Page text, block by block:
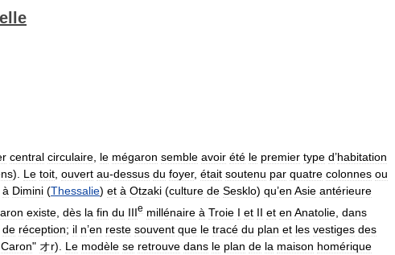
central circulaire le mégaron semble avoir été le premier type d’habitation
). Le toit ouvert au-dessus du foyer, était soutenu par quatre colonnes ou
à Dimini (Thessalie) et à Otzaki (culture de Sesklo) qu’en Asie antérieure
existe dès la fin du IIIe millénaire à Troie I et II et en Anatolie dans
de réception; il n’en reste souvent que le tracé du plan et les vestiges des
Caron" オr). Le modèle se retrouve dans le plan de la maison homérique